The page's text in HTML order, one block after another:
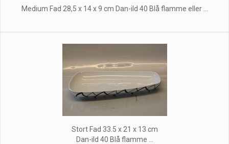
Medium Fad 28,5 x 14 x 9 cm Dan-ild 40 Blå flamme eller ...
Stort Fad 33.5 x 21 x 13 cm
Dan-ild 40 Blå flamme ...